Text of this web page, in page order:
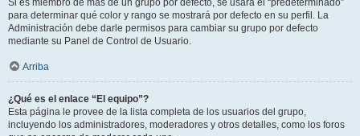
Si es miembro de más de un grupo por defecto, se usará el “predeterminado”
para determinar qué color y rango se mostrará por defecto en su perfil. La
Administración debe darle permisos para cambiar su grupo por defecto
mediante su Panel de Control de Usuario.
Arriba
¿Qué es el enlace “El equipo”?
Esta página le provee de la lista completa de los usuarios del grupo,
incluyendo los administradores, moderadores y otros detalles, como los foros